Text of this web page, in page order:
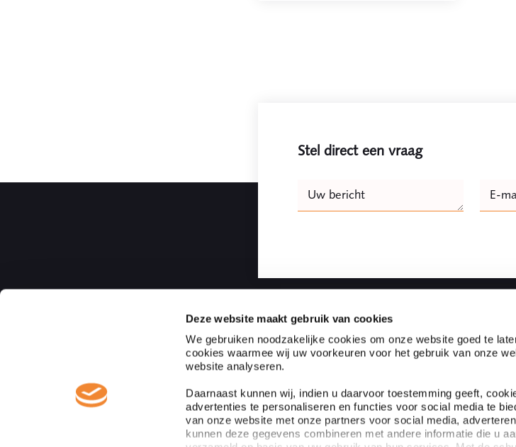
Deze website maakt gebruik van cookies
We gebruiken noodzakelijke cookies om onze website goed te
cookies waarmee wij uw voorkeuren voor het gebruik van onze
website analyseren.
Daarnaast kunnen wij, indien u daarvoor toestemming geeft,
advertenties te personaliseren en functies voor social media te
van onze website met onze partners voor social media,
kunnen deze gegevens combineren met andere informatie die u
Stel direct een vraag
field
E-
Uw bericht
Ploum | Rotterdam Law Firm
Ploum, Rotterdam Law Firm is een onafhankelijk full service advocaten- en
notarissenkantoor gevestigd in het hart van Rotterdam met ruim 100 advocaten en
notarissen. Ploum behoort tot de top van juridische dienstverleners in Nederland en
heeft alle relevante juridische kennis en ervaring in huis om organisaties te kunnen